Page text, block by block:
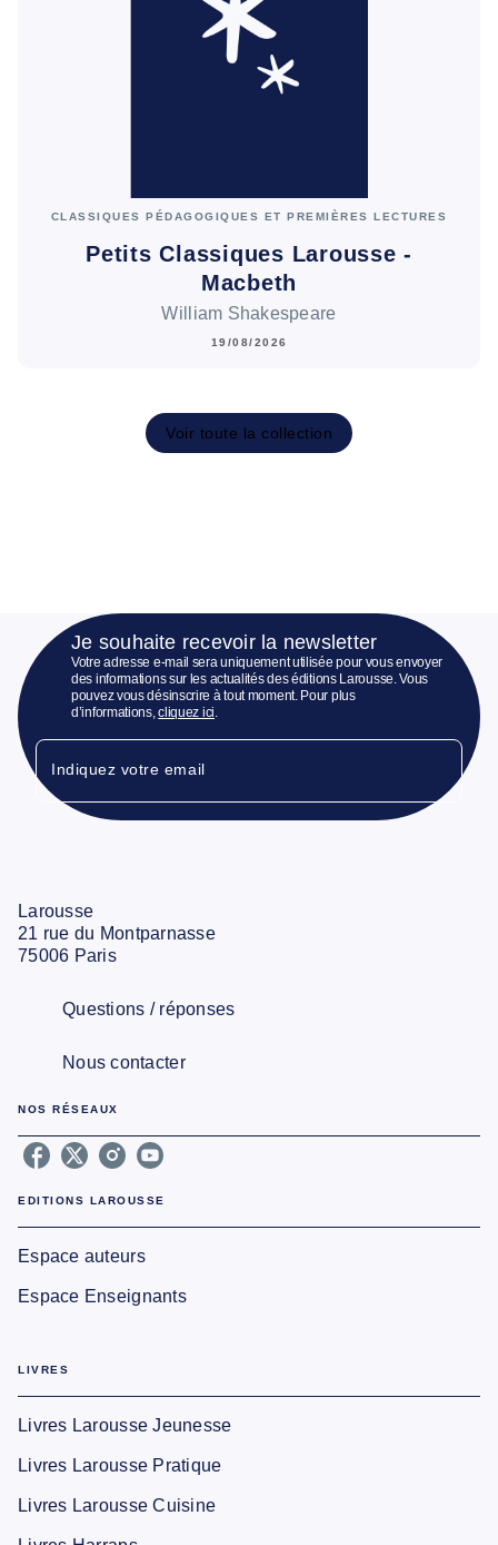
CLASSIQUES PÉDAGOGIQUES ET PREMIÈRES LECTURES
Petits Classiques Larousse -
Macbeth
William Shakespeare
19/08/2026
Voir toute la collection
Je souhaite recevoir la newsletter
Votre adresse e-mail sera uniquement utilisée pour vous envoyer
des informations sur les actualités des éditions Larousse. Vous
pouvez vous désinscrire à tout moment. Pour plus
d’informations,cliquez ici.
Indiquez votre email
Larousse
21 rue du Montparnasse
75006 Paris
Questions / réponses
Nous contacter
NOS RÉSEAUX
EDITIONS LAROUSSE
Espace auteurs
Espace Enseignants
LIVRES
Livres Larousse Jeunesse
Livres Larousse Pratique
Livres Larousse Cuisine